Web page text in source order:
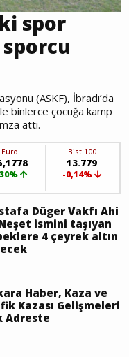
spor
(ASKF), İbradı’da
binlerce çocuğa kamp
attı.
Euro Bist 100
13.779
-0,14%
Düger Vakfı Ahi
ismini taşıyan
4 çeyrek altın
Haber, Kaza ve
Kazası Gelişmeleri
Adreste